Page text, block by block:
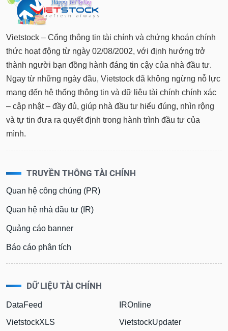
Vietstock – Cổng thông tin tài chính và chứng khoán chính
thức hoạt động từ ngày 02/08/2002, với định hướng trở
thành người bạn đồng hành đáng tin cậy của nhà đầu tư.
Ngay từ những ngày đầu, Vietstock đã không ngừng nỗ lực
mang đến hệ thống thông tin và dữ liệu tài chính chính xác
– cập nhật – đầy đủ, giúp nhà đầu tư hiểu đúng, nhìn rộng
và tự tin đưa ra quyết định trong hành trình đầu tư của
mình.
TRUYỀN THÔNG TÀI CHÍNH
Quan hệ công chúng (PR)
Quan hệ nhà đầu tư (IR)
Quảng cáo banner
Báo cáo phân tích
DỮ LIỆU TÀI CHÍNH
DataFeed
VietstockXLS
IROnline
VietstockUpdater